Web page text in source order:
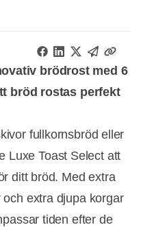
brödrost med 6
bröd rostas perfekt
fullkornsbröd eller
Luxe Toast Select att
ditt bröd. Med extra
extra djupa korgar
tiden efter de